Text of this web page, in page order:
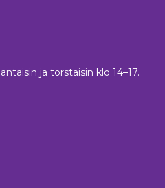
ja torstaisin klo 14–17.